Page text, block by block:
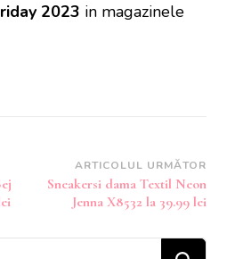
2023 in magazinele
ARTICOLUL URMĂTOR
Sneakersi dama Textil Neon
Jenna X8532 la 39.99 lei